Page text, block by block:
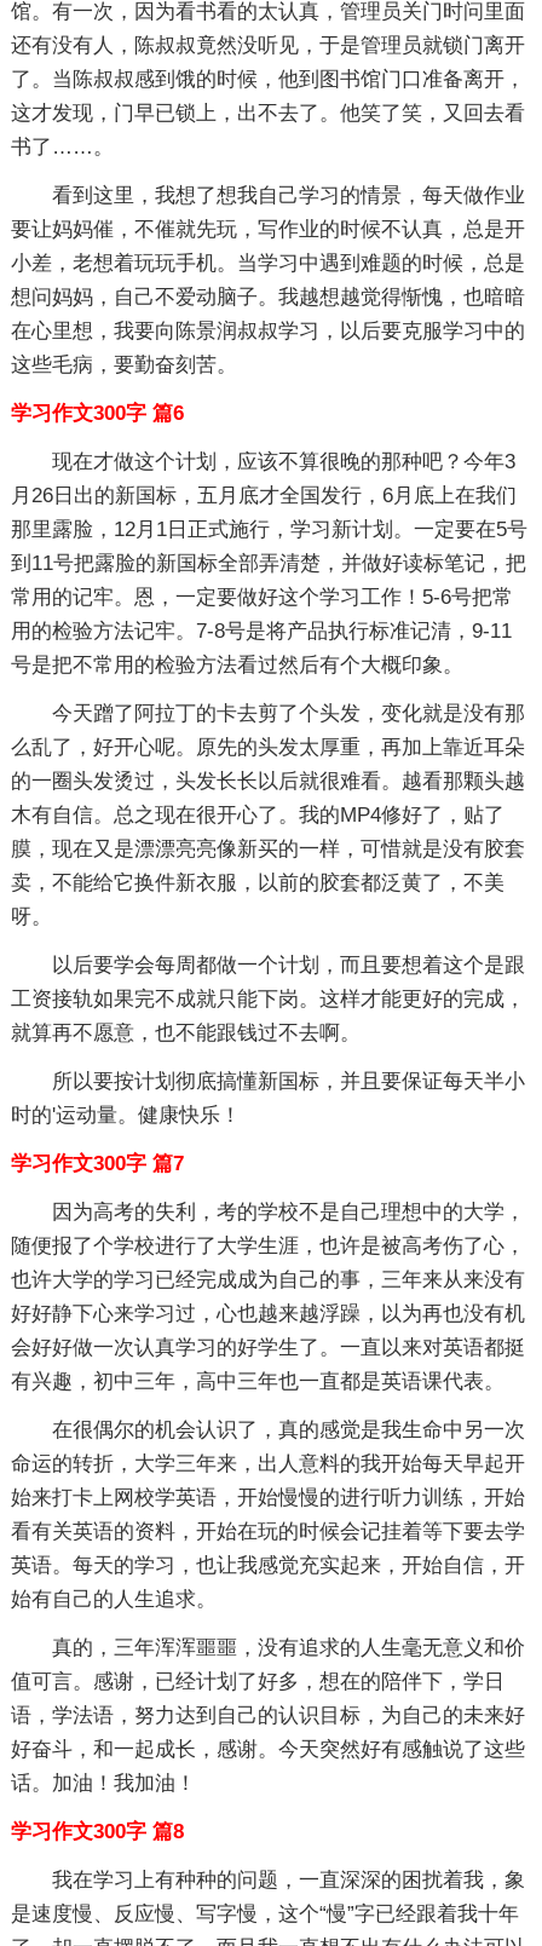
馆。有一次，因为看书看的太认真，管理员关门时问里面
还有没有人，陈叔叔竟然没听见，于是管理员就锁门离开
了。当陈叔叔感到饿的时候，他到图书馆门口准备离开，
这才发现，门早已锁上，出不去了。他笑了笑，又回去看
书了……。
看到这里，我想了想我自己学习的情景，每天做作业
要让妈妈催，不催就先玩，写作业的时候不认真，总是开
小差，老想着玩玩手机。当学习中遇到难题的时候，总是
想问妈妈，自己不爱动脑子。我越想越觉得惭愧，也暗暗
在心里想，我要向陈景润叔叔学习，以后要克服学习中的
这些毛病，要勤奋刻苦。
学习作文300字 篇6
现在才做这个计划，应该不算很晚的那种吧？今年3
月26日出的新国标，五月底才全国发行，6月底上在我们
那里露脸，12月1日正式施行，学习新计划。一定要在5号
到11号把露脸的新国标全部弄清楚，并做好读标笔记，把
常用的记牢。恩，一定要做好这个学习工作！5-6号把常
用的检验方法记牢。7-8号是将产品执行标准记清，9-11
号是把不常用的检验方法看过然后有个大概印象。
今天蹭了阿拉丁的卡去剪了个头发，变化就是没有那
么乱了，好开心呢。原先的头发太厚重，再加上靠近耳朵
的一圈头发烫过，头发长长以后就很难看。越看那颗头越
木有自信。总之现在很开心了。我的MP4修好了，贴了
膜，现在又是漂漂亮亮像新买的一样，可惜就是没有胶套
卖，不能给它换件新衣服，以前的胶套都泛黄了，不美
呀。
以后要学会每周都做一个计划，而且要想着这个是跟
工资接轨如果完不成就只能下岗。这样才能更好的完成，
就算再不愿意，也不能跟钱过不去啊。
所以要按计划彻底搞懂新国标，并且要保证每天半小
时的'运动量。健康快乐！
学习作文300字 篇7
因为高考的失利，考的学校不是自己理想中的大学，
随便报了个学校进行了大学生涯，也许是被高考伤了心，
也许大学的学习已经完成成为自己的事，三年来从来没有
好好静下心来学习过，心也越来越浮躁，以为再也没有机
会好好做一次认真学习的好学生了。一直以来对英语都挺
有兴趣，初中三年，高中三年也一直都是英语课代表。
在很偶尔的机会认识了，真的感觉是我生命中另一次
命运的转折，大学三年来，出人意料的我开始每天早起开
始来打卡上网校学英语，开始慢慢的进行听力训练，开始
看有关英语的资料，开始在玩的时候会记挂着等下要去学
英语。每天的学习，也让我感觉充实起来，开始自信，开
始有自己的人生追求。
真的，三年浑浑噩噩，没有追求的人生毫无意义和价
值可言。感谢，已经计划了好多，想在的陪伴下，学日
语，学法语，努力达到自己的认识目标，为自己的未来好
好奋斗，和一起成长，感谢。今天突然好有感触说了这些
话。加油！我加油！
学习作文300字 篇8
我在学习上有种种的问题，一直深深的困扰着我，象
是速度慢、反应慢、写字慢，这个“慢”字已经跟着我十年